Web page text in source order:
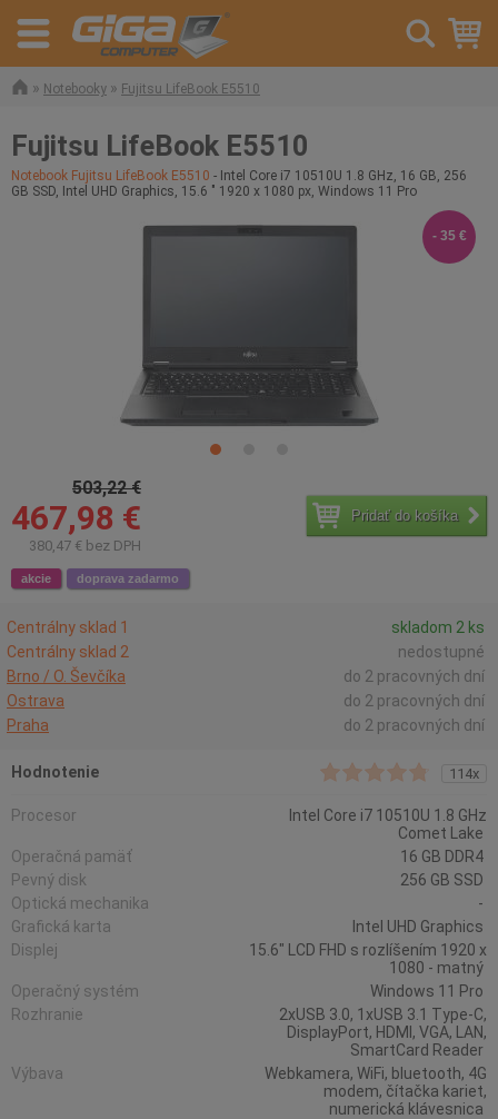
» Notebooky » Fujitsu LifeBook E5510
Fujitsu LifeBook E5510
Notebook Fujitsu LifeBook E5510 - Intel Core i7 10510U 1.8 GHz, 16 GB, 256
GB SSD, Intel UHD Graphics, 15.6 " 1920 x 1080 px, Windows 11 Pro
503,22 €
467,98 €
380,47 € bez DPH
Pridať do košíka
akcie doprava zadarmo
- 35 €
Centrálny sklad 1
skladom 2 ks
Centrálny sklad 2
nedostupné
Brno / O. Ševčíka
do 2 pracovných dní
Ostrava
do 2 pracovných dní
Praha
do 2 pracovných dní
Hodnotenie 114x
Procesor
Intel Core i7 10510U 1.8 GHz
Comet Lake
Operačná pamäť
16 GB DDR4
Pevný disk
256 GB SSD
Optická mechanika
-
Grafická karta
Intel UHD Graphics
Displej
15.6" LCD FHD s rozlíšením 1920 x
1080 - matný
Operačný systém
Windows 11 Pro
Rozhranie
2xUSB 3.0, 1xUSB 3.1 Type-C,
DisplayPort, HDMI, VGA, LAN,
SmartCard Reader
Výbava
Webkamera, WiFi, bluetooth, 4G
modem, čítačka kariet,
numerická klávesnica